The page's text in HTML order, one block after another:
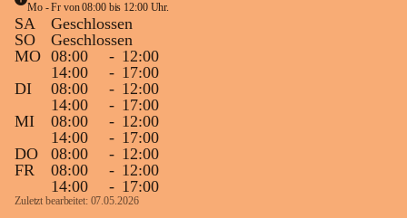
Mo - Fr von 08:00 bis 12:00 Uhr.
SA
Geschlossen
SO
Geschlossen
MO 08:00 - 12:00
14:00
- 17:00
DI
08:00 - 12:00
14:00
- 17:00
MI
08:00 - 12:00
14:00
- 17:00
DO
08:00 - 12:00
FR
08:00 - 12:00
14:00
- 17:00
Zuletzt bearbeitet: 07.05.2026